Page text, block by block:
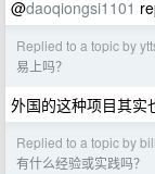
@daoqiongsi1101
Replied to a topic by
易上吗？
外国的这种项目其实
Replied to a topic by
有什么经验或实践吗？